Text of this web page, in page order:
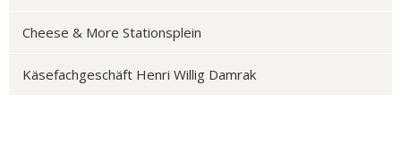
Cheese & More Stationsplein
Käsefachgeschäft Henri Willig Damrak